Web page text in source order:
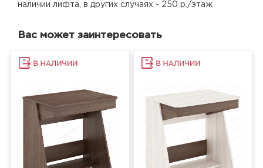
наличии лифта, в других случаях - 250 р./этаж
Вас может заинтересовать